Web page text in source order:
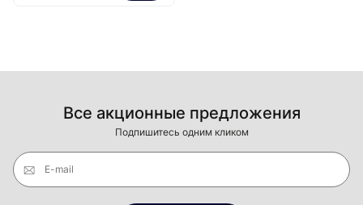
Все акционные предложения
Подпишитесь одним кликом
E-mail